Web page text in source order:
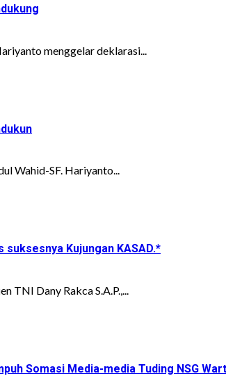
menggelar deklarasi...
Wahid-SF. Hariyanto...
Kujungan KASAD.*
Dany Rakca S.A.P.,...
Somasi Media-media Tuding NSG